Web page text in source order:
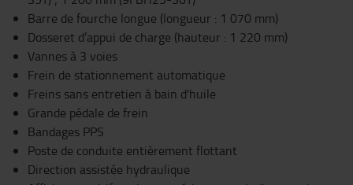
Barre de fourche longue (longueur : 1 070 mm)
Dosseret d’appui de charge (hauteur : 1 220 mm)
Vannes à 3 voies
Frein de stationnement automatique
Freins sans entretien à bain d'huile
Grande pédale de frein
Bandages PPS
Poste de conduite entièrement flottant
Direction assistée hydraulique